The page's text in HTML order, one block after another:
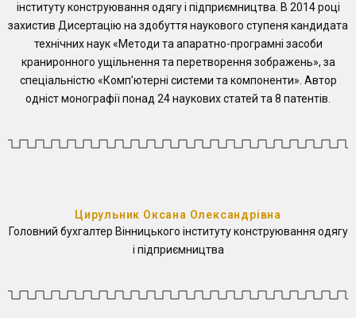
інституту конструювання одягу і підприємництва. В 2014 році
захистив Дисертацію на здобуття наукового ступеня кандидата
технічних наук «Методи та апаратно-програмні засоби
краниронного ущільнення та перетворення зображень», за
спеціальністю «Компʼютерні системи та компоненти». Автор
одніст монографії понад 24 наукових статей та 8 патентів.
Цирульник Оксана Олександрівна
Головний бухгалтер Вінницького інституту конструювання одягу
і підприємництва